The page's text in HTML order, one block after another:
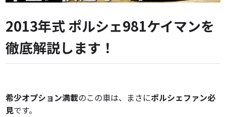
2013年式 ポルシェ981ケイマンを
徹底解説します！
希少オプション満載のこの車は、 まさにポルシェファン必
見です。